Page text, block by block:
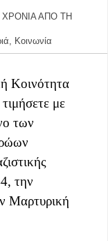
ΧΡΟΝΙΑ ΑΠΟ ΤΗ
, Κοινωνία
Κοινότητα
με
των
την
Μαρτυρική